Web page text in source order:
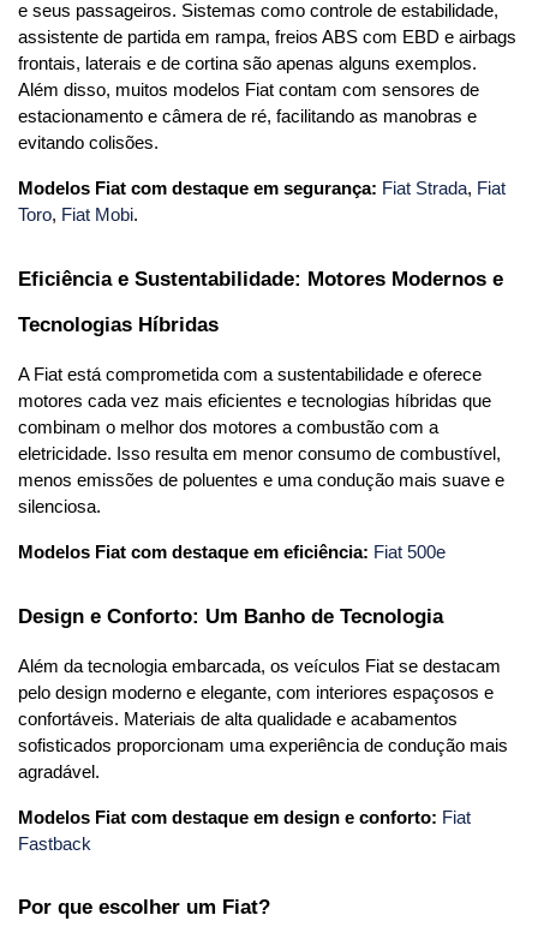
e seus passageiros. Sistemas como controle de estabilidade,
assistente de partida em rampa, freios ABS com EBD e airbags
frontais, laterais e de cortina são apenas alguns exemplos.
Além disso, muitos modelos Fiat contam com sensores de
estacionamento e câmera de ré, facilitando as manobras e
evitando colisões.
Modelos Fiat com destaque em segurança: Fiat Strada, Fiat
Toro, Fiat Mobi.
Eficiência e Sustentabilidade: Motores Modernos e
Tecnologias Híbridas
A Fiat está comprometida com a sustentabilidade e oferece
motores cada vez mais eficientes e tecnologias híbridas que
combinam o melhor dos motores a combustão com a
eletricidade. Isso resulta em menor consumo de combustível,
menos emissões de poluentes e uma condução mais suave e
silenciosa.
Modelos Fiat com destaque em eficiência: Fiat 500e
Design e Conforto: Um Banho de Tecnologia
Além da tecnologia embarcada, os veículos Fiat se destacam
pelo design moderno e elegante, com interiores espaçosos e
confortáveis. Materiais de alta qualidade e acabamentos
sofisticados proporcionam uma experiência de condução mais
agradável.
Modelos Fiat com destaque em design e conforto: Fiat
Fastback
Por que escolher um Fiat?